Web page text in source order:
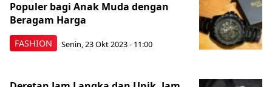
FASHION
Populer bagi Anak Muda dengan
Beragam Harga
Senin, 23 Okt 2023 - 11:00